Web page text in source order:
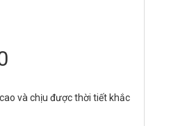
và chịu được thời tiết khắc